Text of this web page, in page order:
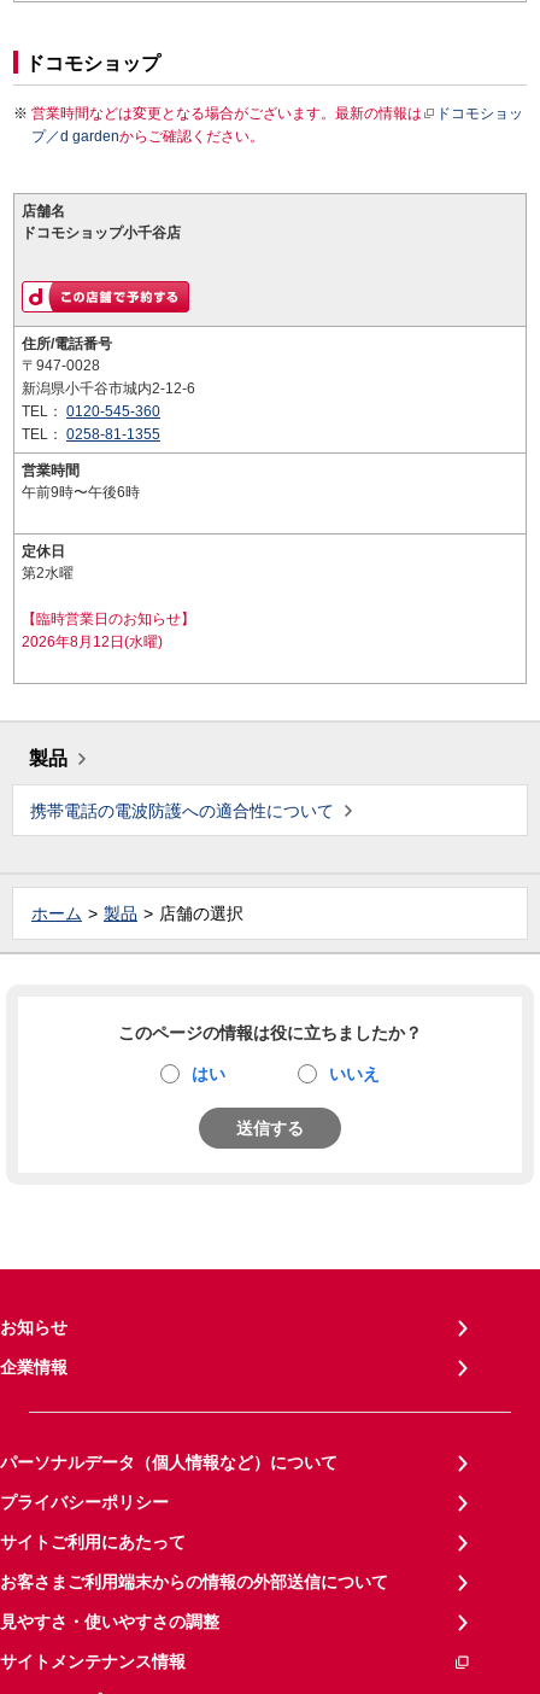
ドコモショップ
営業時間などは変更となる場合がございます。最新の情報は
ドコモショッ
プ／d gardenからご確認ください。
店舗名
ドコモショップ小千谷店
住所/電話番号
〒947-0028
新潟県小千谷市城内2-12-6
TEL： 0120-545-360
TEL： 0258-81-1355
営業時間
午前9時〜午後6時
定休日
第2水曜
【臨時営業日のお知らせ】
2026年8月12日(水曜)
製品
携帯電話の電波防護への適合性について
ホーム 製品 店舗の選択
このページの情報は役に立ちましたか？
はい いいえ
送信する
お知らせ
企業情報
パーソナルデータ（個人情報など）について
プライバシーポリシー
サイトご利用にあたって
お客さまご利用端末からの情報の外部送信について
見やすさ・使いやすさの調整
サイトメンテナンス情報